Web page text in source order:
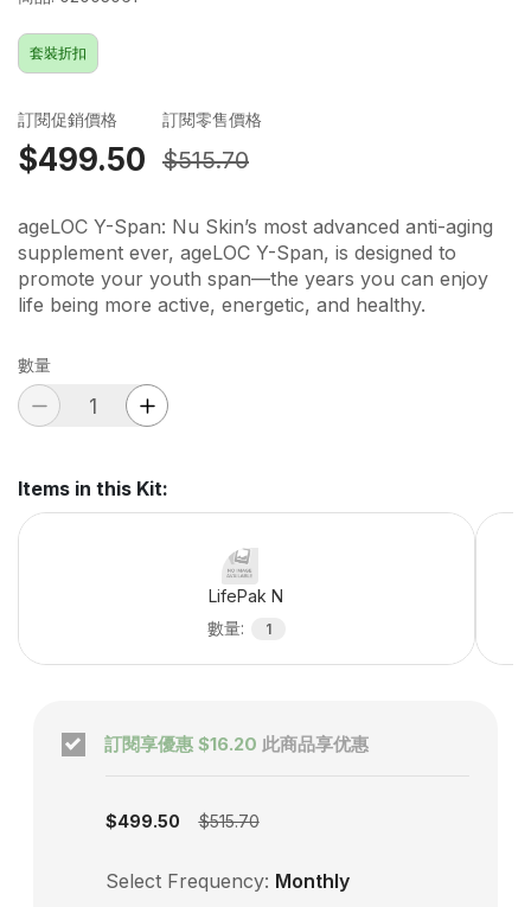
套裝折扣
訂閱促銷價格
$499.50
訂閱零售價格
$515.70
ageLOC Y-Span: Nu Skin’s most advanced anti-aging
supplement ever, ageLOC Y-Span, is designed to
promote your youth span—the years you can enjoy
life being more active, energetic, and healthy.
數量
Items in this Kit:
LifePak N
數量: 1
訂閱享優惠 $16.20 此商品享优惠
$499.50 $515.70
Select Frequency: Monthly